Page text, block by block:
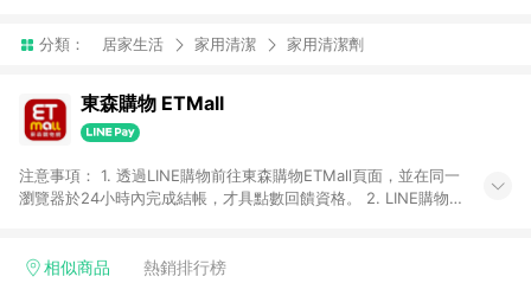
分類： 居家生活 家用清潔 家用清潔劑
東森購物 ETMall
注意事項： 1. 透過LINE購物前往東森購物ETMall頁面，並在同一
瀏覽器於24小時內完成結帳，才具點數回饋資格。 2. LINE購物
單，皆不在點數回饋範圍內。 3. 如購買以下類別商品，將無法獲
相似商品 熱銷排行榜